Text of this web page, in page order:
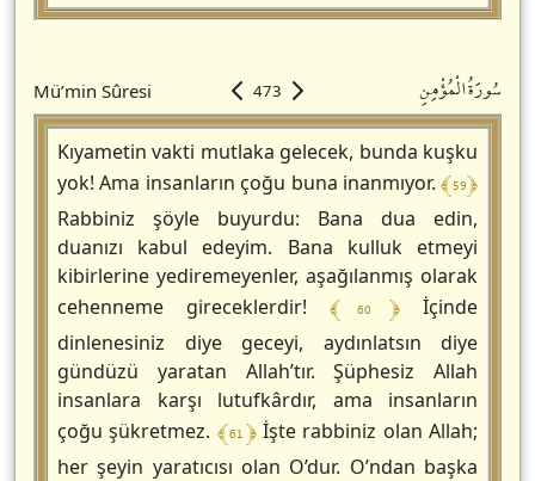
Mü’min Sûresi 473 سُورَةُالْمُؤْمِنِ
Kıyametin vakti mutlaka gelecek, bunda kuşku
yok! Ama insanların çoğu buna inanmıyor.﴾ 59 ﴿
Rabbiniz şöyle buyurdu: Bana dua edin,
duanızı kabul edeyim. Bana kulluk etmeyi
kibirlerine yediremeyenler, aşağılanmış olarak
cehenneme gireceklerdir! ﴾ 60 ﴿ İçinde
dinlenesiniz diye geceyi, aydınlatsın diye
gündüzü yaratan Allah’tır. Şüphesiz Allah
insanlara karşı lutufkârdır, ama insanların
çoğu şükretmez. ﴾ 61 ﴿İşte rabbiniz olan Allah;
her şeyin yaratıcısı olan O’dur. O’ndan başka